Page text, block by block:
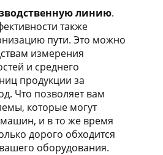
линию.
также
пути. Это можно
измерения
и среднего
продукции за
Что позволяет вам
которые могут
и в то же время
дорого обходится
оборудования.